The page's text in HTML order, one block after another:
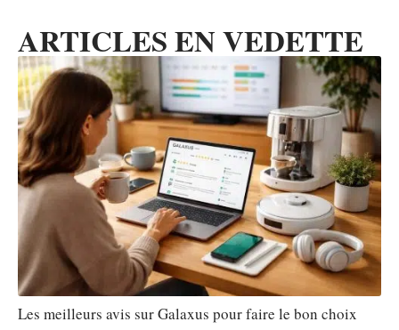
ARTICLES EN VEDETTE
Les meilleurs avis sur Galaxus pour faire le bon choix